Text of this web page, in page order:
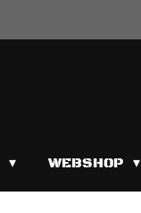
WEBSHOP